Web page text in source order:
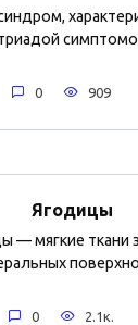
0 909
Ягодицы
— мягкие ткани
0 2.1к.